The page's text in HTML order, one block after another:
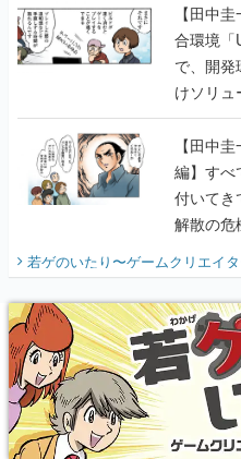
【田中
合環境「
で、開発
けソリ
に行って
【田中
編】すべ
付いてき
解散の危
『少年ジ
り】
若ゲのいたり〜ゲームクリエイ